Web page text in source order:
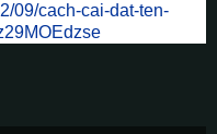
09/cach-cai-dat-ten-